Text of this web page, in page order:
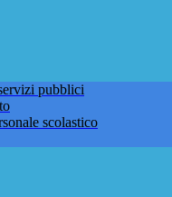
pubblici
scolastico